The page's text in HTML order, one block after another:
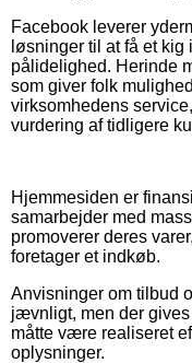
Facebook leverer
løsninger til at få et
pålidelighed. Herinde
som giver folk
virksomhedens
vurdering af tidligere
Hjemmesiden er
samarbejder med
promoverer deres
foretager et indkøb.
Anvisninger om tilbud
jævnligt, men der
måtte være realiseret
oplysninger.